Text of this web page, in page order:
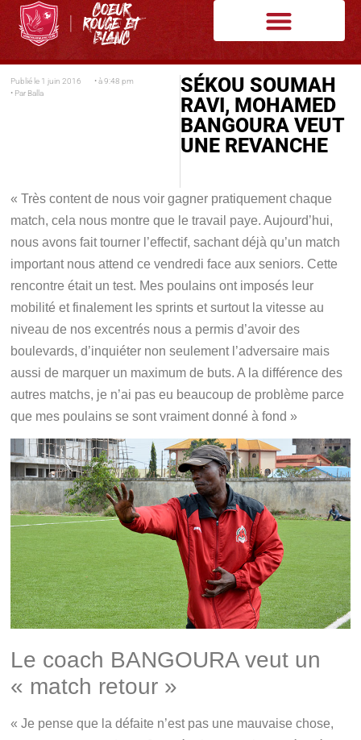
Publié le 1 juin 2016 • à 9:48 pm
• Par Balla
SÉKOU SOUMAH
RAVI, MOHAMED
BANGOURA VEUT
UNE REVANCHE
« Très content de nous voir gagner pratiquement chaque
match, cela nous montre que le travail paye. Aujourd’hui,
nous avons fait tourner l’effectif, sachant déjà qu’un match
important nous attend ce vendredi face aux seniors. Cette
rencontre était un test. Mes poulains ont imposés leur
mobilité et finalement les sprints et surtout la vitesse au
niveau de nos excentrés nous a permis d’avoir des
boulevards, d’inquiéter non seulement l’adversaire mais
aussi de marquer un maximum de buts. A la différence des
autres matchs, je n’ai pas eu beaucoup de problème parce
que mes poulains se sont vraiment donné à fond »
Le coach BANGOURA veut un
« match retour »
« Je pense que la défaite n’est pas une mauvaise chose,